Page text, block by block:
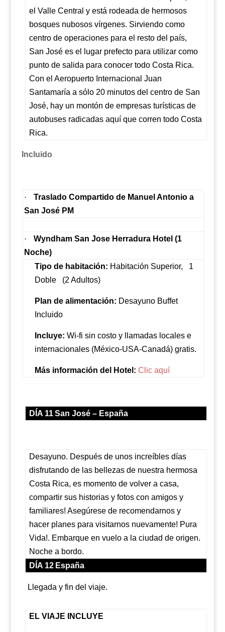
el Valle Central y está rodeada de hermosos
bosques nubosos vírgenes. Sirviendo como
centro de operaciones para el resto del país,
San José es el lugar prefecto para utilizar como
punto de salida para conocer todo Costa Rica.
Con el Aeropuerto Internacional Juan
Santamaría a sólo 20 minutos del centro de San
José, hay un montón de empresas turísticas de
autobuses radicadas aquí que corren todo Costa
Rica.
Incluido
·
Traslado Compartido de Manuel Antonio a
San José PM
·
Wyndham San Jose Herradura Hotel (1
Noche)
Tipo de habitación: Habitación Superior,
1
Doble
(2 Adultos)
Plan de alimentación: Desayuno Buffet
Incluido
Incluye: Wi-fi sin costo y llamadas locales e
internacionales (México-USA-Canadá) gratis.
Más información del Hotel: Clic aquí
DÍA 11San José – España
Desayuno. Después de unos increíbles días
disfrutando de las bellezas de nuestra hermosa
Costa Rica, es momento de volver a casa,
compartir sus historias y fotos con amigos y
familiares! Asegúrese de recomendarnos y
hacer planes para visitarnos nuevamente! Pura
Vida!. Embarque en vuelo a la ciudad de origen.
Noche a bordo.
DÍA 12 España
Llegada y fin del viaje.
EL VIAJE INCLUYE